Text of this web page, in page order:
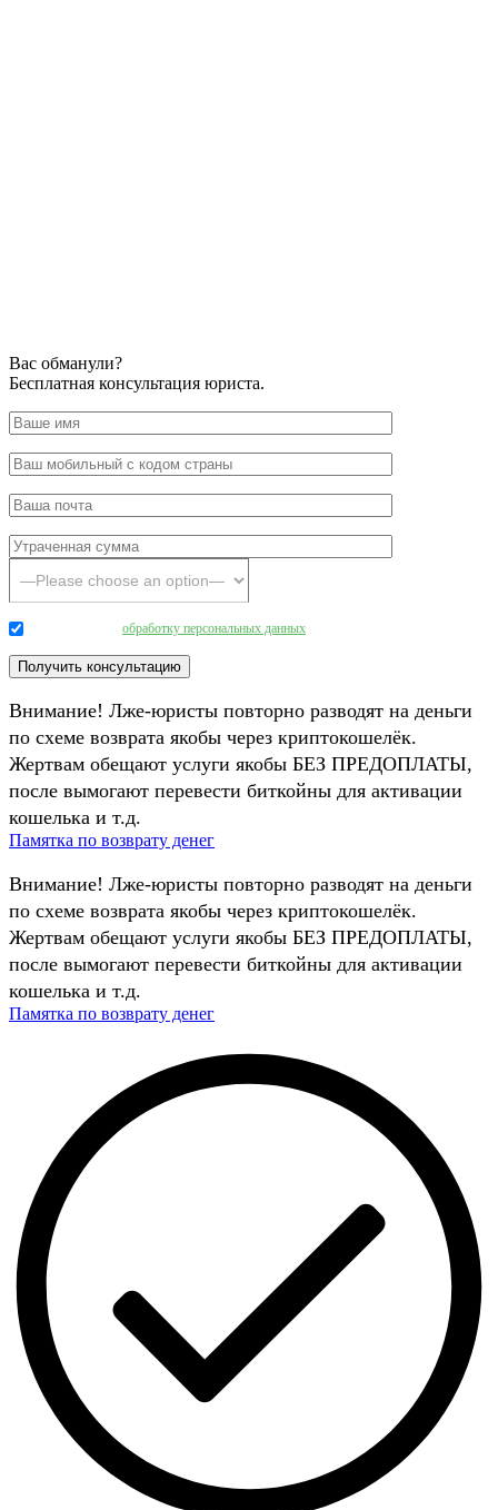
Вас обманули?
Бесплатная консультация юриста.
обработку персональных данных
Внимание! Лже-юристы повторно разводят на деньги
по схеме возврата якобы через криптокошелёк.
Жертвам обещают услуги якобы БЕЗ ПРЕДОПЛАТЫ,
после вымогают перевести биткойны для активации
кошелька и т.д.
Памятка по возврату денег
Внимание! Лже-юристы повторно разводят на деньги
по схеме возврата якобы через криптокошелёк.
Жертвам обещают услуги якобы БЕЗ ПРЕДОПЛАТЫ,
после вымогают перевести биткойны для активации
кошелька и т.д.
Памятка по возврату денег